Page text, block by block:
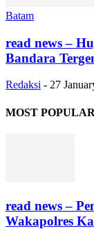
Batam
read news –
Bandara
Redaksi - 27
MOST POPULAR
read news –
Wakapolres